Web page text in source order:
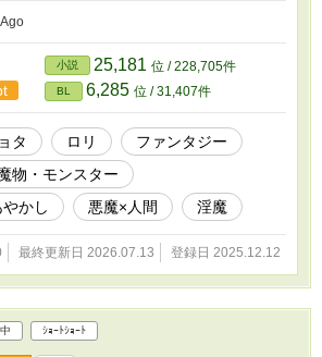
小説 25,181 位 / 228,705件
BL 6,285 位 / 31,407件
タ ロリ
ファンタジー
物・モンスター
かし
悪魔×人間 淫魔
最終更新日 2026.07.13 登録日 2025.12.12
ｼｮｰﾄｼｮｰﾄ